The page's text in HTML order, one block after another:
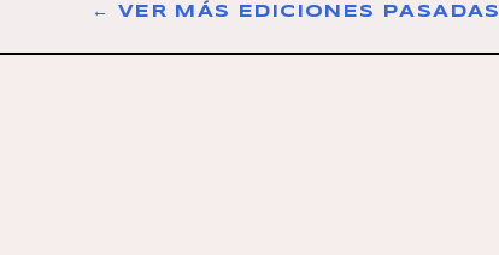
← VER MÁS EDICIONES PASADAS